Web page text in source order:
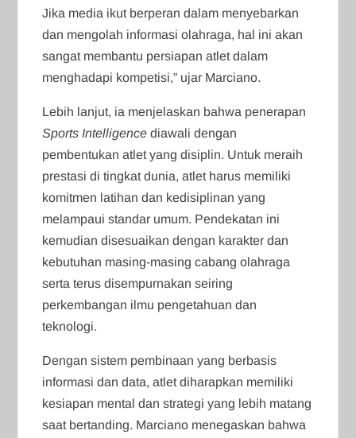
Jika media ikut berperan dalam menyebarkan
dan mengolah informasi olahraga, hal ini akan
sangat membantu persiapan atlet dalam
menghadapi kompetisi,” ujar Marciano.
Lebih lanjut, ia menjelaskan bahwa penerapan
Sports Intelligence diawali dengan
pembentukan atlet yang disiplin. Untuk meraih
prestasi di tingkat dunia, atlet harus memiliki
komitmen latihan dan kedisiplinan yang
melampaui standar umum. Pendekatan ini
kemudian disesuaikan dengan karakter dan
kebutuhan masing-masing cabang olahraga
serta terus disempurnakan seiring
perkembangan ilmu pengetahuan dan
teknologi.
Dengan sistem pembinaan yang berbasis
informasi dan data, atlet diharapkan memiliki
kesiapan mental dan strategi yang lebih matang
saat bertanding. Marciano menegaskan bahwa